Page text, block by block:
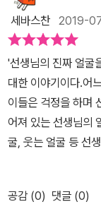
세바스찬 2019-
'선생님의 진짜 얼굴
대한 이야기이다.어
이들은 걱정을 하며
어져 있는 선생님의
굴, 웃는 얼굴 등 선
만 가지고 나머지는
내는 얼굴도 무서운
공감 (0) 댓글 (0)